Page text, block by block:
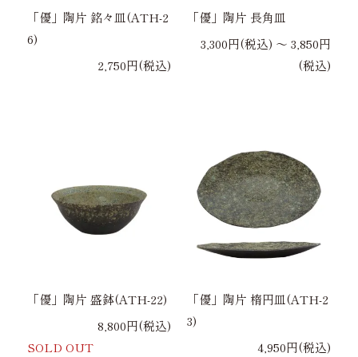
「優」陶片 銘々皿(ATH-2
6)
2,750円(税込)
「優」陶片 長角皿
3,300円(税込) 〜 3,850円
(税込)
「優」陶片 盛鉢(ATH-22)
8,800円(税込)
SOLD OUT
「優」陶片 楕円皿(ATH-2
3)
4,950円(税込)